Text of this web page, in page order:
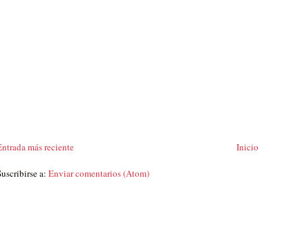
más reciente Inicio
a: Enviar comentarios (Atom)